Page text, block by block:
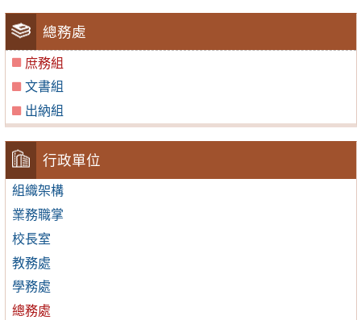
總務處
庶務組
文書組
出納組
行政單位
組織架構
業務職掌
校長室
教務處
學務處
總務處